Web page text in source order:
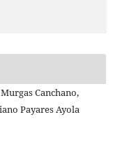
Canchano,
Payares Ayola